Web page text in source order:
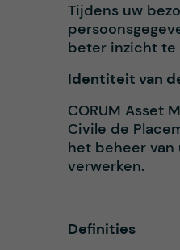
Tijdens uw
beter inzicht te
Identiteit van
CORUM Asset
Civile de
het beheer
verwerken.
Definities